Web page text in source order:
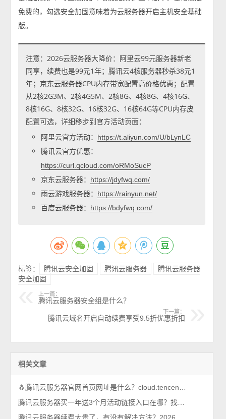
免费的，勾选安全加固意味着为云服务器开启主机安全基础
版。
注意：2026云服务器大降价：阿里云99元服务器新老
同享，续费也是99元1年；腾讯云4核服务器秒杀38元1
年；京东云服务器CPU内存带宽配置高价格优惠；配置
从2核2G3M、2核4G5M、2核8G、4核8G、4核16G、
8核16G、8核32G、16核32G、16核64G等CPU内存皮
配置可选，详细移步到官方活动页面：
阿里云官方活动：
https://t.aliyun.com/U/bLynLC
腾讯云官方优惠：
https://curl.qcloud.com/oRMoSucP
京东云服务器： https://jdyfwq.com/
雨云游戏服务器： https://rainyun.net/
百度云服务器： https://bdyfwq.com/
标签： 腾讯云安全加固 腾讯云服务器
腾讯云服务器
安全加固
上一篇：
腾讯云服务器安全组是什么？
下一篇：
腾讯云域名开启自动续费享受9.5折优惠折扣
相关文章